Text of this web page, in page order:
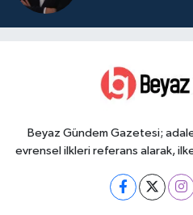
Beyaz Gündem Gazetesi;
evrensel ilkleri referans alarak,